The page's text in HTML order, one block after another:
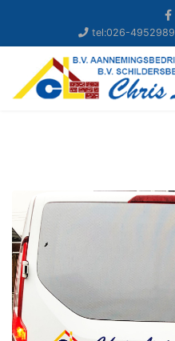
tel:026-4952989